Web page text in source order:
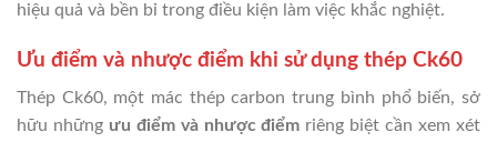
hiệu quả và bền bỉ trong điều kiện làm việc khắc nghiệt.
Ưu điểm và nhược điểm khi sử dụng thép Ck60
Thép Ck60, một mác thép carbon trung bình phổ biến, sở
hữu những ưu điểm và nhược điểm riêng biệt cần xem xét